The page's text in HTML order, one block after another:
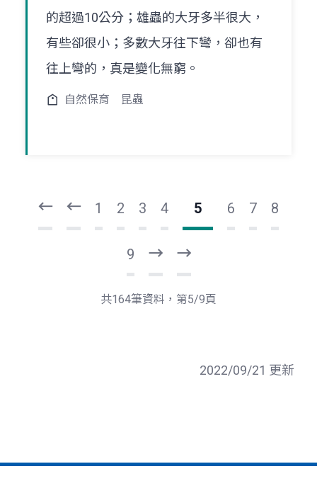
的超過10公分；雄蟲的大牙多半很大，
有些卻很小；多數大牙往下彎，卻也有
往上彎的，真是變化無窮。
自然保育 昆蟲
1 2 3 4 5 6 7 8
9
一
頁
後
一
共164筆資料，第5/9頁
2022/09/21 更新